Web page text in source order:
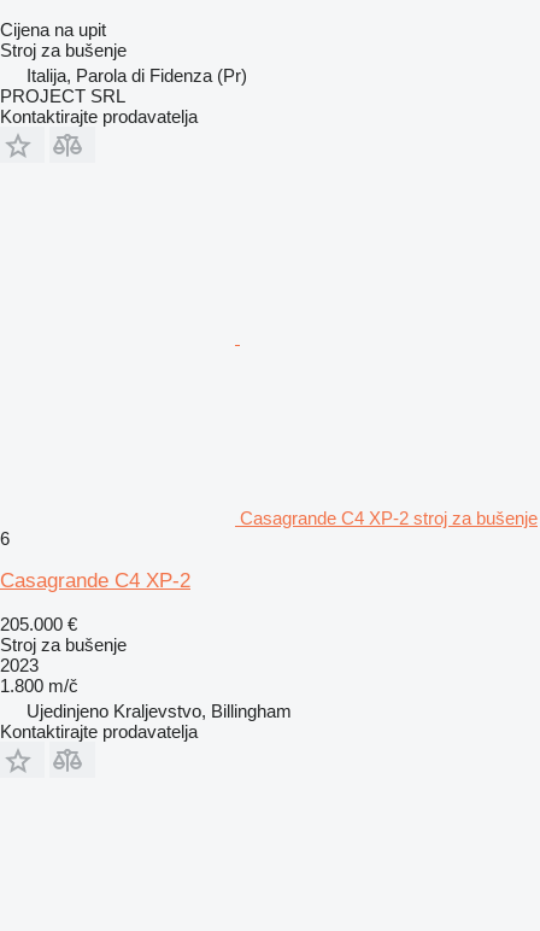
Cijena na upit
Stroj za bušenje
Italija, Parola di Fidenza (Pr)
PROJECT SRL
Kontaktirajte prodavatelja
Casagrande C4 XP-2 stroj za bušenje
6
Casagrande C4 XP-2
205.000 €
Stroj za bušenje
2023
1.800 m/č
Ujedinjeno Kraljevstvo, Billingham
Kontaktirajte prodavatelja